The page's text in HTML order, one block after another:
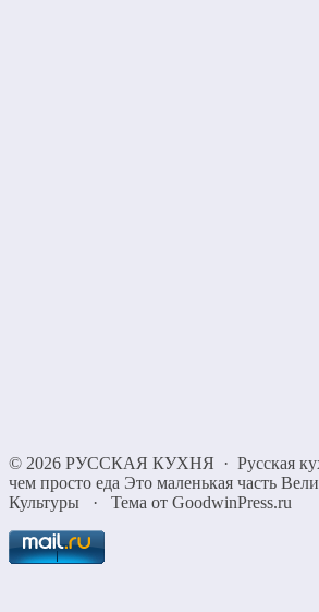
© 2026 РУССКАЯ КУХНЯ · Русская
чем просто еда Это маленькая часть
Культуры
· Тема от GoodwinPress.ru